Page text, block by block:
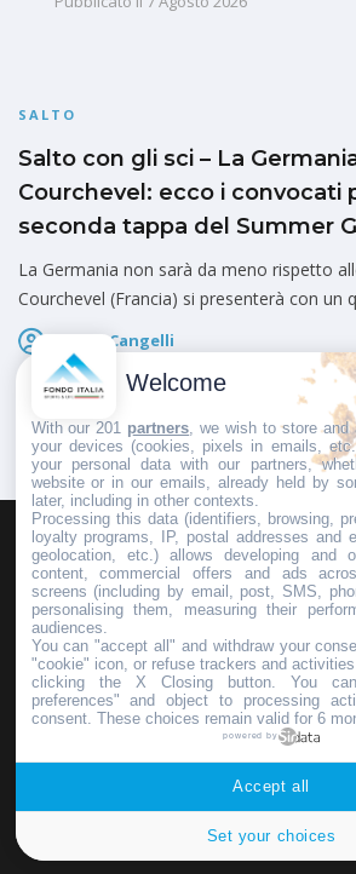
SALTO
Salto con gli sci – La
Courchevel: ecco i convocati
seconda tappa del Summer
La Germania non sarà da meno rispetto
Courchevel (Francia) si presenterà con un
Marco Cangelli
Pubblicato il
HOMEPAGEREDAZIONEINVIA UN
PUBBLICITÀSCRIVI AL DIRETTORE
Copyright © 2016 - 2025 ASD Fondo Italia -
Welcome
With our 201 partners , we wish to store
your devices (cookies, pixels in emails,
your personal data with our partners,
website or in our emails, already held by
later, including in other contexts.
Processing this data (identifiers, browsing,
loyalty programs, IP, postal addresses and
geolocation, etc.) allows developing and
content, commercial offers and ads
screens (including by email, post, SMS,
personalising them, measuring their
audiences.
You can "accept all" and withdraw your
"cookie" icon, or refuse trackers and
clicking the X Closing button. You
preferences" and object to processing
consent. These choices remain valid for 6
powered by
Set your choices
Accept all